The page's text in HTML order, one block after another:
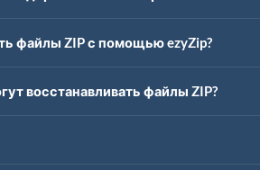
файлы ZIP с помощью ezyZip?
восстанавливать файлы ZIP?